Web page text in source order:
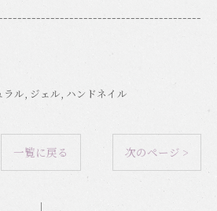
ラル ジェル ハンドネイル
一覧に戻る 次のページ >